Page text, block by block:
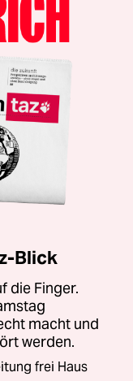
Blick
die Finger.
macht und
werden.
frei Haus